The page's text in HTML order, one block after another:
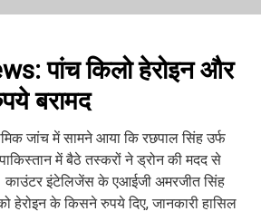
पांच किलो हेरोइन और
बरामद
जांच में सामने आया कि रछपाल सिंह उर्फ
में बैठे तस्करों ने ड्रोन की मदद से
काउंटर इंटेलिजेंस के एआईजी अमरजीत सिंह
हेरोइन के किसने रुपये दिए, जानकारी हासिल